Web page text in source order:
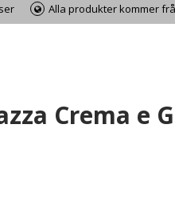
Alla produkter kommer
Crema e